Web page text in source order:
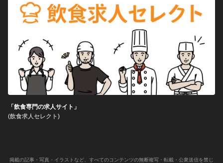
「飲食専門の求人サイト」
(飲食求人セレクト)
掲載の記事・写真・イラストなど、すべてのコンテンツの無断複写・転載・公衆送信を禁じ